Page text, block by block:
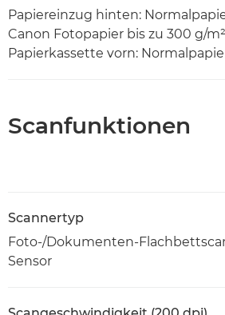
Papiereinzug hinten:
Canon Fotopapier bis zu 300 g/m²
Papierkassette vorn:
Scanfunktionen
Scannertyp
Foto-/Dokumenten-
Sensor